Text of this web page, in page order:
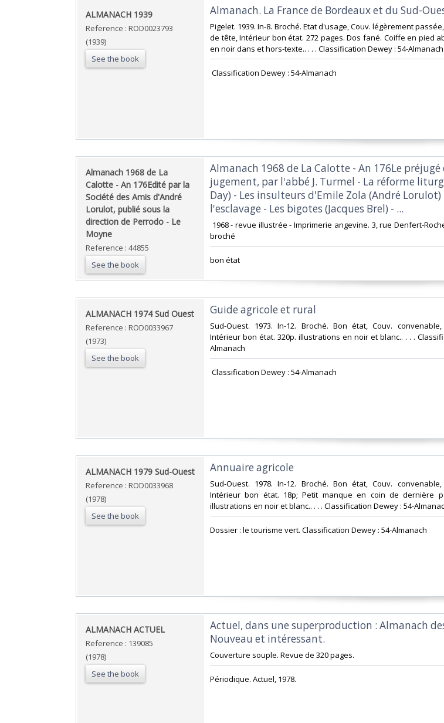
‎ALMANACH 1939‎
Reference : ROD0023793
(1939)
See the book
‎Almanach. La France de Bordeaux et du Sud-
‎Pigelet. 1939. In-8. Broché. Etat d'usage, Couv. légèrement
de tête, Intérieur bon état. 272 pages. Dos fané. Coiffe en pied
en noir dans et hors-texte.. . . . Classification Dewey : 54-Almanach‎
‎ Classification Dewey : 54-Almanach‎
‎Almanach 1968 de La
Calotte - An 176Edité par la
Société des Amis d'André
Lorulot, publié sous la
direction de Perrodo - Le
Moyne‎
Reference : 44855
See the book
‎Almanach 1968 de La Calotte - An 176Le préjugé
jugement, par l'abbé J. Turmel - La réforme
Day) - Les insulteurs d'Emile Zola (André
l'esclavage - Les bigotes (Jacques Brel) - ...‎
1968 - revue illustrée - Imprimerie angevine. 3, rue Denfert-
broché‎
‎bon état ‎
‎ALMANACH 1974 Sud Ouest‎
Reference : ROD0033967
(1973)
See the book
‎Guide agricole et rural‎
‎Sud-Ouest. 1973. In-12. Broché. Bon état, Couv.
Intérieur bon état. 320p. illustrations en noir et blanc.. . . .
Almanach‎
‎ Classification Dewey : 54-Almanach‎
‎ALMANACH 1979 Sud-Ouest‎
Reference : ROD0033968
(1978)
See the book
‎Annuaire agricole‎
‎Sud-Ouest. 1978. In-12. Broché. Bon état, Couv.
Intérieur bon état. 18p; Petit manque en coin de dernière
illustrations en noir et blanc.. . . . Classification Dewey : 54-
‎Dossier : le tourisme vert. Classification Dewey : 54-Almanach‎
‎ALMANACH ACTUEL ‎
Reference : 139085
(1978)
See the book
‎Actuel, dans une superproduction : Almanach
Nouveau et intéressant.‎
‎Couverture souple. Revue de 320 pages.‎
‎Périodique. Actuel, 1978.‎